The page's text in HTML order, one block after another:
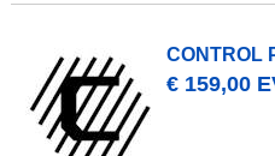
CONTROL
€ 159,00